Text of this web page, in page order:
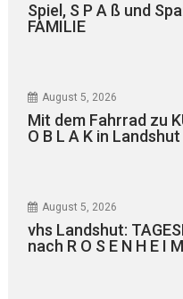
Spiel, S P A ß und
FAMILIE
August 5, 2026
Mit dem Fahrrad zu
O B L A K in Landshut
August 5, 2026
vhs Landshut:
nach R O S E N H E I M